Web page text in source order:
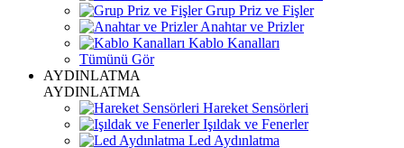
Grup Priz ve Fişler
Anahtar ve Prizler
Kablo Kanalları
Tümünü Gör
AYDINLATMA
AYDINLATMA
Hareket Sensörleri
Işıldak ve Fenerler
Led Aydınlatma